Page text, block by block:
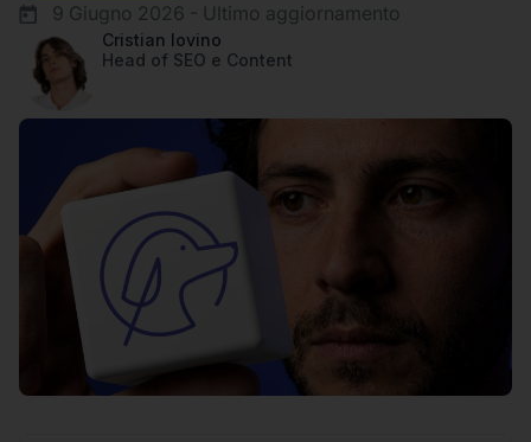
9 Giugno 2026 - Ultimo aggiornamento
Cristian Iovino
Head of SEO e Content